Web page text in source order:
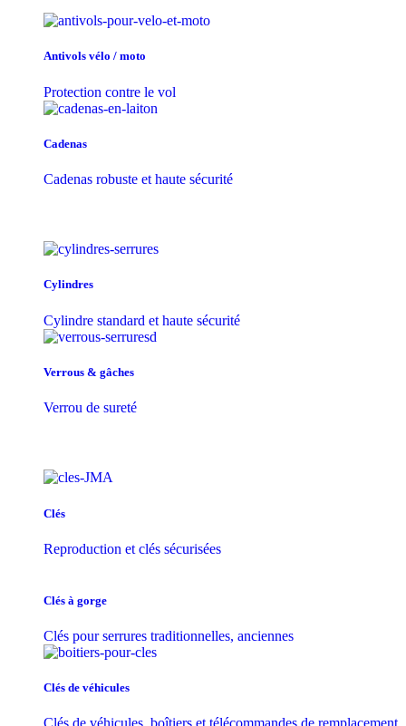
Antivols vélo / moto
Protection contre le vol
Cadenas
Cadenas robuste et haute sécurité
Cylindres
Cylindre standard et haute sécurité
Verrous & gâches
Verrou de sureté
Clés
Reproduction et clés sécurisées
Clés à gorge
Clés pour serrures traditionnelles, anciennes
Clés de véhicules